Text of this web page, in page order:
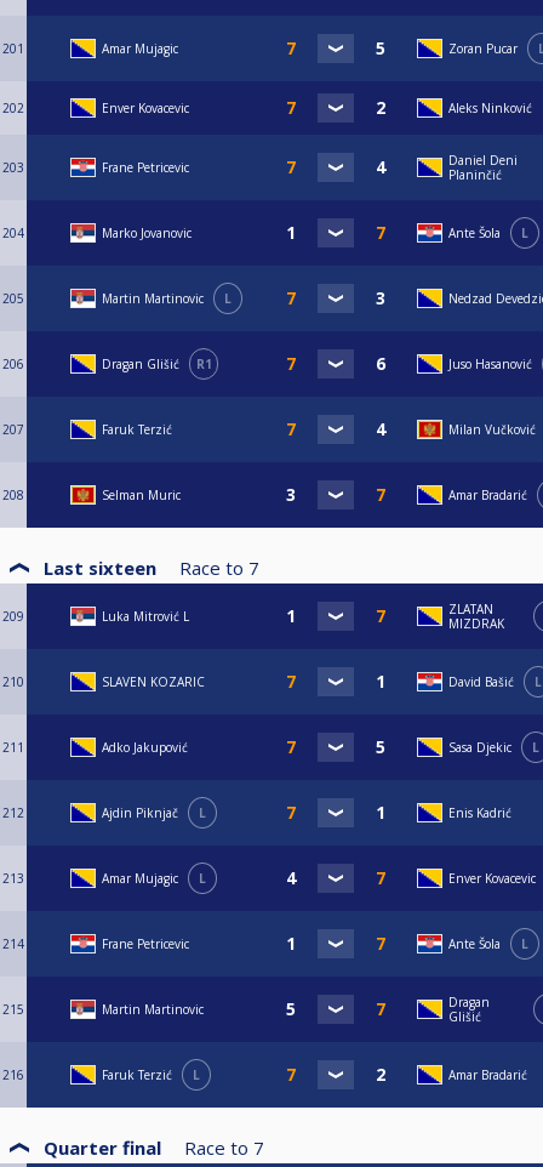
201 Amar Mujagic Zoran Pucar
202 Enver Kovacevic Aleks Ninković
203 Frane Petricevic
Daniel Deni
Planinčić
204 Marko Jovanovic Ante Šola L
205 Martin Martinovic L Nedzad
206 Dragan Glišić R1 Juso Hasanović
207 Faruk Terzić Milan Vučković
208 Selman Muric Amar Bradarić
Last sixteen Race to 7
209 Luka Mitrović L
ZLATAN
MIZDRAK
210 SLAVEN KOZARIC David Bašić L
211 Adko Jakupović Sasa Djekic L
212 Ajdin Piknjač L Enis Kadrić
213 Amar Mujagic L Enver Kovacevic
214 Frane Petricevic Ante Šola L
215 Martin Martinovic
Dragan
Glišić
216 Faruk Terzić L Amar Bradarić
Quarter final Race to 7